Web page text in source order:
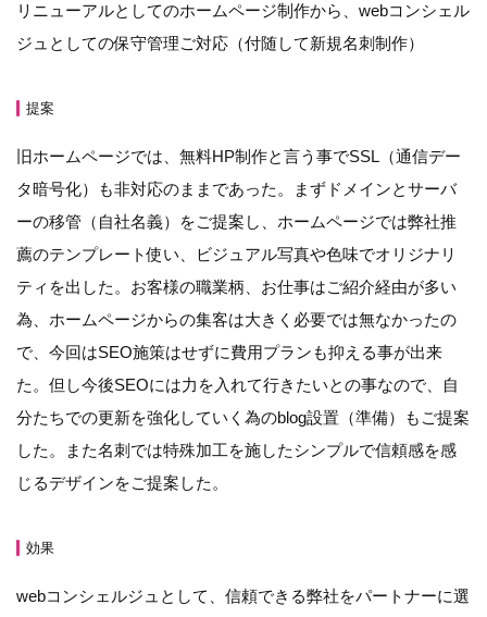
リニューアルとしてのホームページ制作から、webコンシェル
ジュとしての保守管理ご対応（付随して新規名刺制作）
提案
旧ホームページでは、無料HP制作と言う事でSSL（通信デー
タ暗号化）も非対応のままであった。まずドメインとサーバ
ーの移管（自社名義）をご提案し、ホームページでは弊社推
薦のテンプレート使い、ビジュアル写真や色味でオリジナリ
ティを出した。お客様の職業柄、お仕事はご紹介経由が多い
為、ホームページからの集客は大きく必要では無なかったの
で、今回はSEO施策はせずに費用プランも抑える事が出来
た。但し今後SEOには力を入れて行きたいとの事なので、自
分たちでの更新を強化していく為のblog設置（準備）もご提案
した。また名刺では特殊加工を施したシンプルで信頼感を感
じるデザインをご提案した。
効果
webコンシェルジュとして、信頼できる弊社をパートナーに選